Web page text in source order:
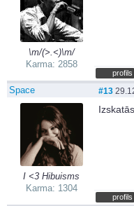
\m/(>.<)\m/
Karma: 2858
profils
Space
I <3 Hibuisms
Karma: 1304
#13
profils